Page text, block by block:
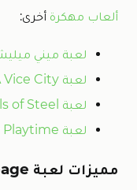
ألعاب مهكرة أخرى:
لعبة ميني
لعبة GTA Vice City مهكرة
لعبة Hills of Steel مهكرة
لعبة Poppy Playtime مجانا
مميزات لعبة Magic Rampage مهكرة